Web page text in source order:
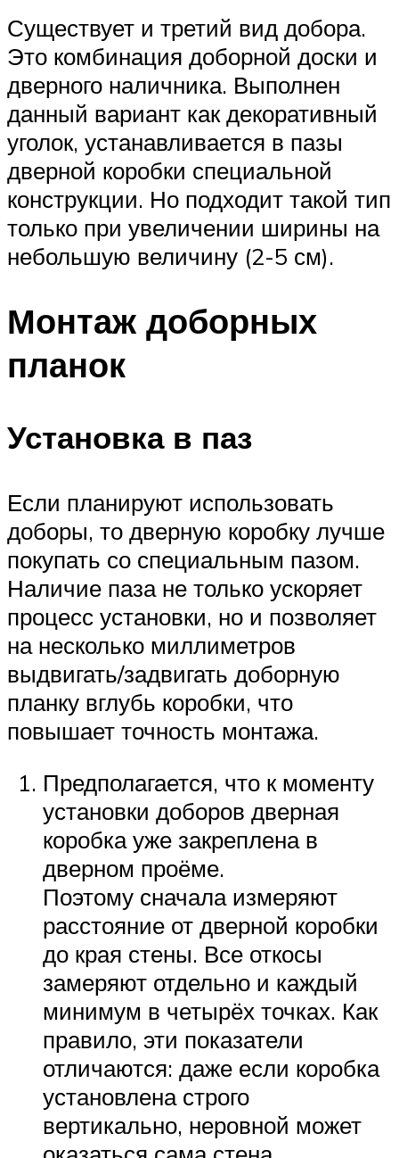
Существует и третий вид добора.
Это комбинация доборной доски и
дверного наличника. Выполнен
данный вариант как декоративный
уголок, устанавливается в пазы
дверной коробки специальной
конструкции. Но подходит такой тип
только при увеличении ширины на
небольшую величину (2-5 см).
Монтаж доборных
планок
Установка в паз
Если планируют использовать
доборы, то дверную коробку лучше
покупать со специальным пазом.
Наличие паза не только ускоряет
процесс установки, но и позволяет
на несколько миллиметров
выдвигать/задвигать доборную
планку вглубь коробки, что
повышает точность монтажа.
Предполагается, что к моменту
установки доборов дверная
коробка уже закреплена в
дверном проёме.
Поэтому сначала измеряют
расстояние от дверной коробки
до края стены. Все откосы
замеряют отдельно и каждый
минимум в четырёх точках. Как
правило, эти показатели
отличаются: даже если коробка
установлена строго
вертикально, неровной может